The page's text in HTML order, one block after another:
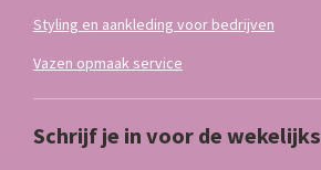
Styling en aankleding voor bedrijven
Vazen opmaak service
Schrijf je in voor de